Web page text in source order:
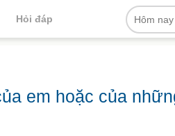
Hỏi đáp
em hoặc của